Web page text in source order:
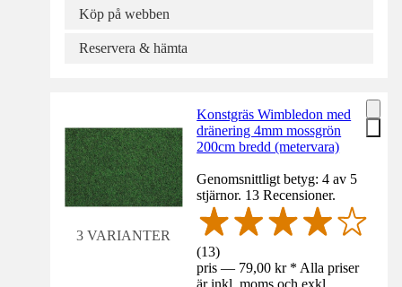
Köp på webben
Reservera & hämta
3 VARIANTER
Konstgräs Wimbledon med
dränering 4mm mossgrön
200cm bredd (metervara)
Genomsnittligt betyg: 4 av 5
stjärnor. 13 Recensioner.
(13)
pris — 79,00 kr * Alla priser
är inkl. moms och exkl.